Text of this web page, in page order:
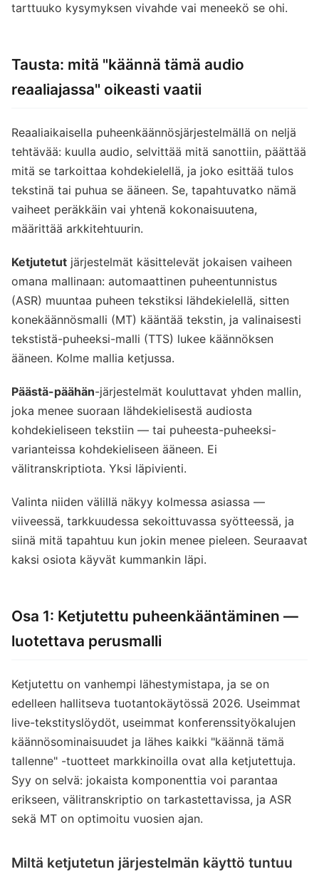
tarttuuko kysymyksen vivahde vai meneekö se ohi.
Tausta: mitä "käännä tämä audio
reaaliajassa" oikeasti vaatii
Reaaliaikaisella puheenkäännösjärjestelmällä on neljä
tehtävää: kuulla audio, selvittää mitä sanottiin, päättää
mitä se tarkoittaa kohdekielellä, ja joko esittää tulos
tekstinä tai puhua se ääneen. Se, tapahtuvatko nämä
vaiheet peräkkäin vai yhtenä kokonaisuutena,
määrittää arkkitehtuurin.
Ketjutetut järjestelmät käsittelevät jokaisen vaiheen
omana mallinaan: automaattinen puheentunnistus
(ASR) muuntaa puheen tekstiksi lähdekielellä, sitten
konekäännösmalli (MT) kääntää tekstin, ja valinaisesti
tekstistä-puheeksi-malli (TTS) lukee käännöksen
ääneen. Kolme mallia ketjussa.
Päästä-päähän-järjestelmät kouluttavat yhden mallin,
joka menee suoraan lähdekielisestä audiosta
kohdekieliseen tekstiin — tai puheesta-puheeksi-
varianteissa kohdekieliseen ääneen. Ei
välitranskriptiota. Yksi läpivienti.
Valinta niiden välillä näkyy kolmessa asiassa —
viiveessä, tarkkuudessa sekoittuvassa syötteessä, ja
siinä mitä tapahtuu kun jokin menee pieleen. Seuraavat
kaksi osiota käyvät kummankin läpi.
Osa 1: Ketjutettu puheenkääntäminen —
luotettava perusmalli
Ketjutettu on vanhempi lähestymistapa, ja se on
edelleen hallitseva tuotantokäytössä 2026. Useimmat
live-tekstityslöydöt, useimmat konferenssityökalujen
käännösominaisuudet ja lähes kaikki "käännä tämä
tallenne" -tuotteet markkinoilla ovat alla ketjutettuja.
Syy on selvä: jokaista komponenttia voi parantaa
erikseen, välitranskriptio on tarkastettavissa, ja ASR
sekä MT on optimoitu vuosien ajan.
Miltä ketjutetun järjestelmän käyttö tuntuu